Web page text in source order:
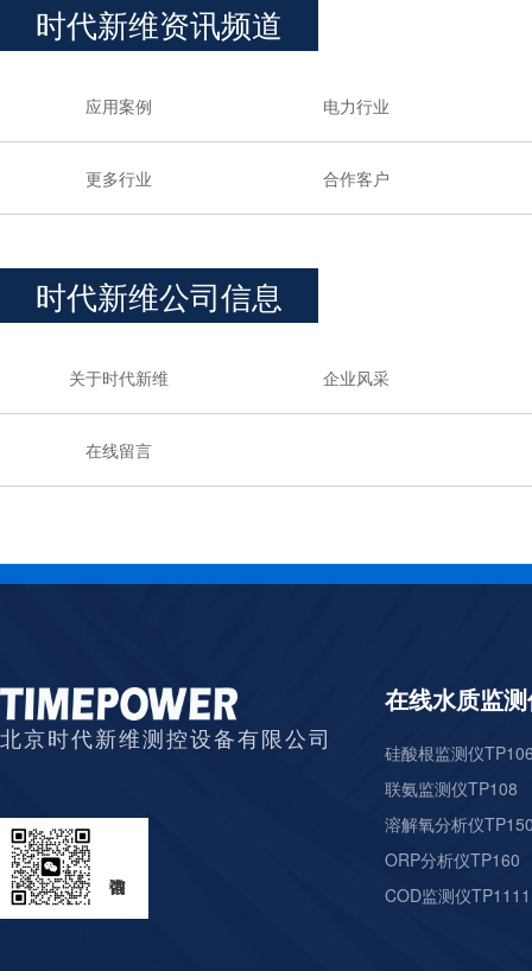
时代新维资讯频道
应用案例 电力行业
更多行业 合作客户
时代新维公司信息
关于时代新维 企业风采
在线留言
北京时代新维测控设备有限公司
在线水质监
硅酸根监测仪
联氨监测仪TP108
溶解氧分析仪
ORP分析仪TP160
COD监测仪TP1111